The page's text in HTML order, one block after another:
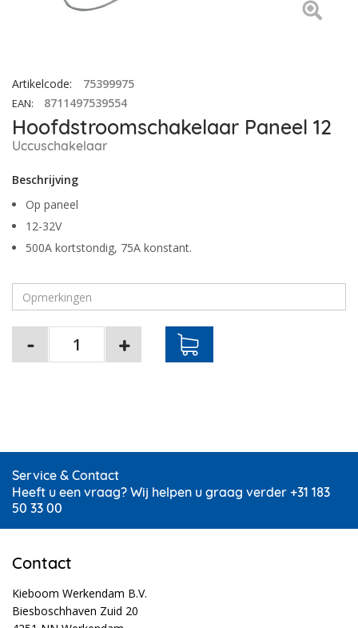
Artikelcode: 75399975
EAN: 8711497539554
Hoofdstroomschakelaar Paneel 12
Uccuschakelaar
Beschrijving
Op paneel
12-32V
500A kortstondig, 75A konstant.
Service & Contact
Heeft u een vraag? Wij helpen u graag verder +31 183
50 33 00
Contact
Kieboom Werkendam B.V.
Biesboschhaven Zuid 20